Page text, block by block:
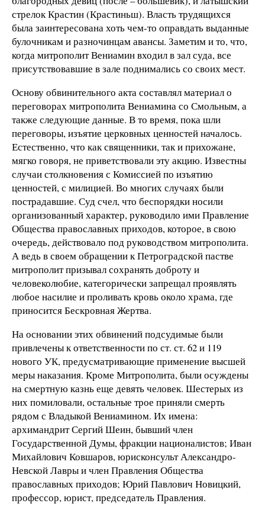
стрелок Крастин (Крастиньш). Власть трудящихся
была заинтересована хоть чем-то оправдать выданные
булочникам и разночинцам авансы. Заметим и то, что,
когда митрополит Вениамин входил в зал суда, все
присутствовавшие в зале поднимались со своих мест.
Основу обвинительного акта составлял материал о
переговорах митрополита Вениамина со Смольным, а
также следующие данные. В то время, пока шли
переговоры, изъятие церковных ценностей началось.
Естественно, что как священники, так и прихожане,
мягко говоря, не приветствовали эту акцию. Известны
случаи столкновения с Комиссией по изъятию
ценностей, с милицией. Во многих случаях были
пострадавшие. Суд счел, что беспорядки носили
организованный характер, руководило ими Правление
Общества православных приходов, которое, в свою
очередь, действовало под руководством митрополита.
А ведь в своем обращении к Петроградской пастве
митрополит призывал сохранять доброту и
человеколюбие, категорически запрещал проявлять
любое насилие и проливать кровь около храма, где
приносится Бескровная Жертва.
На основании этих обвинений подсудимые были
привлечены к ответственности по ст. ст. 62 и 119
нового УК, предусматривающие применение высшей
меры наказания. Кроме Митрополита, были осуждены
на смертную казнь еще девять человек. Шестерых из
них помиловали, остальные трое приняли смерть
рядом с Владыкой Вениамином. Их имена:
архимандрит Сергий Шеин, бывший член
Государственной Думы, фракции националистов; Иван
Михайлович Ковшаров, юрисконсульт Александро-
Невской Лавры и член Правления Общества
православных приходов; Юрий Павлович Новицкий,
профессор, юрист, председатель Правления.